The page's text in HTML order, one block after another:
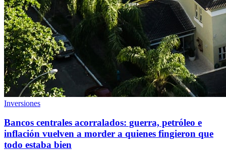
Inversiones
Bancos centrales acorralados: guerra, petróleo e
inflación vuelven a morder a quienes fingieron que
todo estaba bien